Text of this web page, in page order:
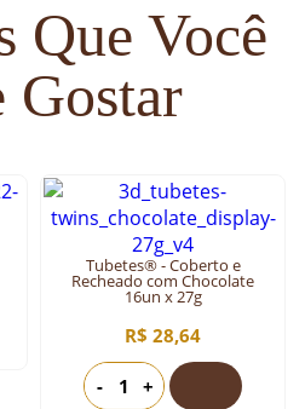
Que Você
Gostar
Tubetes® - Coberto e
Recheado com Chocolate
16un x 27g
R$ 28,64
- +